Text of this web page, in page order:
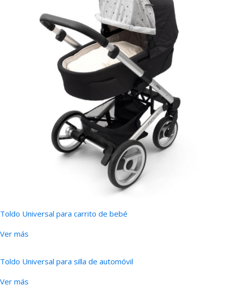
Toldo Universal para carrito de bebé
Ver más
Toldo Universal para silla de automóvil
Ver más